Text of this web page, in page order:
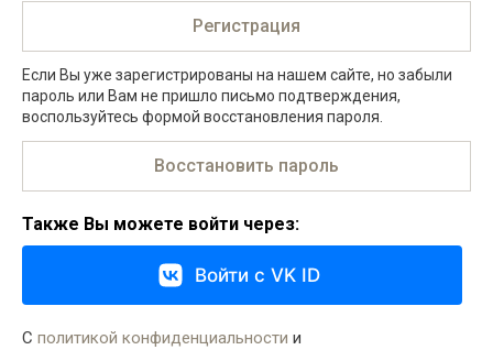
Регистрация
Если Вы уже зарегистрированы на нашем сайте, но забыли
пароль или Вам не пришло письмо подтверждения,
воспользуйтесь формой восстановления пароля.
Восстановить пароль
Также Вы можете войти через:
Войти с VK ID
С политикой конфиденциальности и